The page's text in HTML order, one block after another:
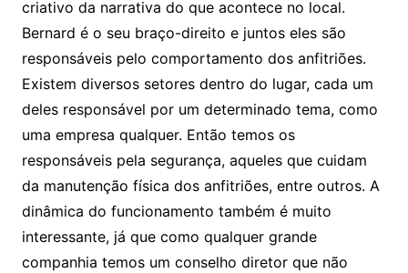
criativo da narrativa do que acontece no local.
Bernard é o seu braço-direito e juntos eles são
responsáveis pelo comportamento dos anfitriões.
Existem diversos setores dentro do lugar, cada um
deles responsável por um determinado tema, como
uma empresa qualquer. Então temos os
responsáveis pela segurança, aqueles que cuidam
da manutenção física dos anfitriões, entre outros. A
dinâmica do funcionamento também é muito
interessante, já que como qualquer grande
companhia temos um conselho diretor que não